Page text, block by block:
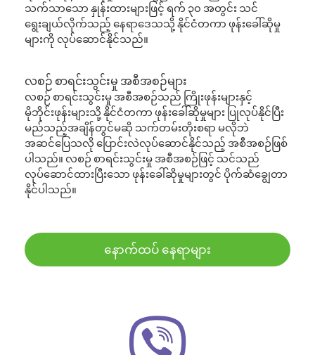
သက်သာသော နှုန်းထားများဖြင့် ရက် ၃၀ အတွင်း သင်
ရွေးချယ်လိုက်သည့် နေရာဒေသသို့ နိုင်ငံတကာ ဖုန်းခေါ်ဆိုမှု
များကို လုပ်ဆောင်နိုင်သည်။
လစဉ် စာရင်းသွင်းမှု အစီအစဉ်များ
လစဉ် စာရင်းသွင်းမှု အစီအစဉ်သည် ကြိုးဖုန်းများနှင့်
မိုဘိုင်းဖုန်းများသို့ နိုင်ငံတကာ ဖုန်းခေါ်ဆိုမှုများ ပြုလုပ်နိုင်ပြီး
မည်သည့်အချိန်တွင်မဆို သက်တမ်းတိုးစရာ မလိုဘဲ
အဆင်ပြေသလို ပြောင်းလဲလုပ်ဆောင်နိုင်သည့် အစီအစဉ်ဖြစ်
ပါသည်။ လစဉ် စာရင်းသွင်းမှု အစီအစဉ်ဖြင့် သင်သည်
လုပ်ဆောင်ထားပြီးသော ဖုန်းခေါ်ဆိုမှုများတွင် ပိုက်ဆံချွေတာ
နိုင်ပါသည်။
နောက်ထပ် နေရာများ